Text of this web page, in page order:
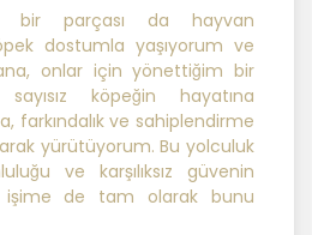
VE PAZARLAMA
hangi amaçla
ve bu
veriler işlenmeden
bilgisine
Kişisel veriler
hukuka uygun
işlenmeyecektir..
bir parçası da hayvan
dostumla yaşıyorum ve
onlar için yönettiğim bir
sayısız köpeğin hayatına
farkındalık ve sahiplendirme
yürütüyorum. Bu yolculuk
ve karşılıksız güvenin
de tam olarak bunu